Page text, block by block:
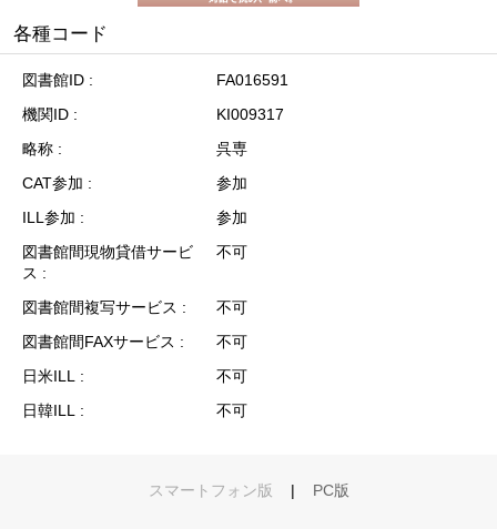
各種コード
図書館ID
FA016591
機関ID
KI009317
略称
呉専
CAT参加
参加
ILL参加
参加
図書館間現物貸借サービ
ス
不可
図書館間複写サービス
不可
図書館間FAXサービス
不可
日米ILL
不可
日韓ILL
不可
スマートフォン版 | PC版